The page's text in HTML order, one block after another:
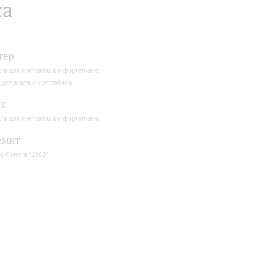
для контрабаса и фортепиано
альта и контрабаса
для контрабаса и фортепиано
Соната "1963"